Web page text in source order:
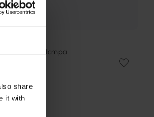
share
it with
38cm bordslampa